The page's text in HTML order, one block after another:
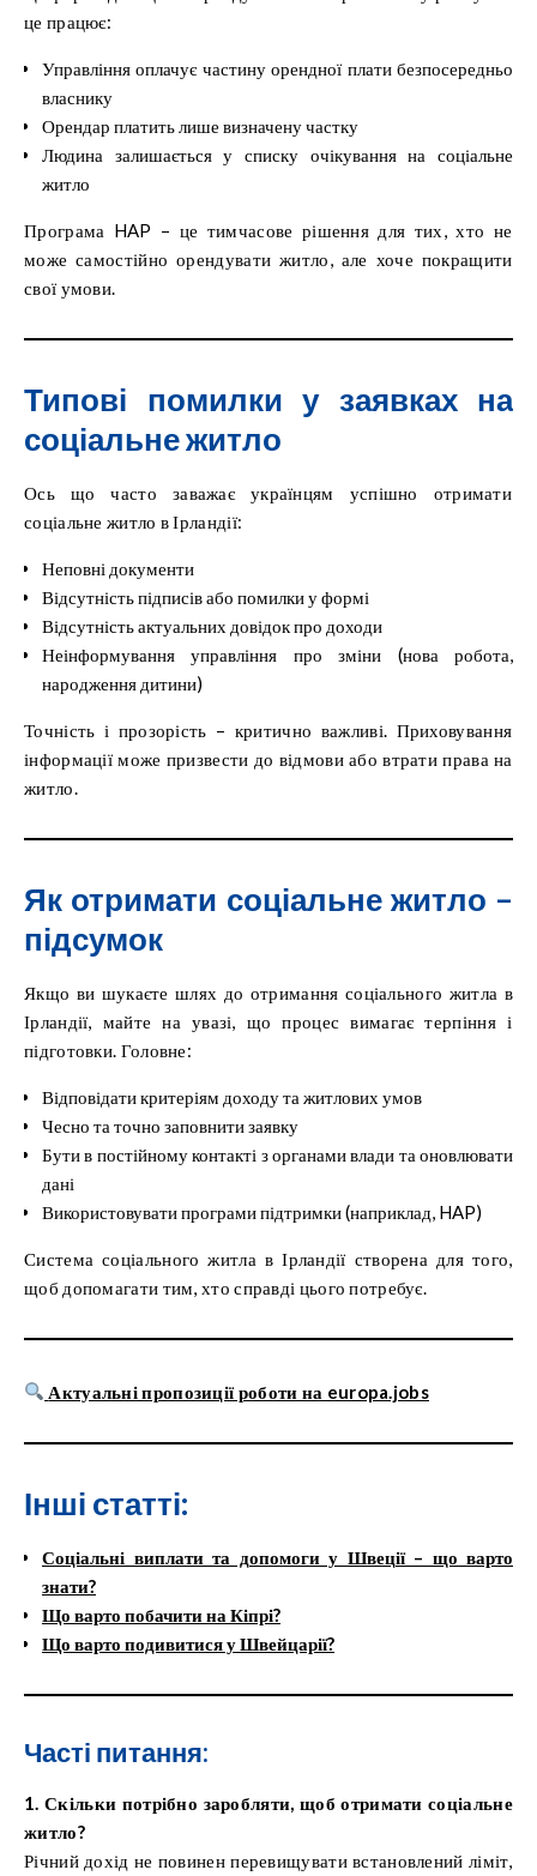
це працює:
Управління оплачує частину орендної плати безпосередньо
власнику
Орендар платить лише визначену частку
Людина залишається у списку очікування на соціальне
житло
Програма HAP – це тимчасове рішення для тих, хто не
може самостійно орендувати житло, але хоче покращити
свої умови.
Типові помилки у заявках на
соціальне житло
Ось що часто заважає українцям успішно отримати
соціальне житло в Ірландії:
Неповні документи
Відсутність підписів або помилки у формі
Відсутність актуальних довідок про доходи
Неінформування управління про зміни (нова робота,
народження дитини)
Точність і прозорість – критично важливі. Приховування
інформації може призвести до відмови або втрати права на
житло.
Як отримати соціальне житло –
підсумок
Якщо ви шукаєте шлях до отримання соціального житла в
Ірландії, майте на увазі, що процес вимагає терпіння і
підготовки. Головне:
Відповідати критеріям доходу та житлових умов
Чесно та точно заповнити заявку
Бути в постійному контакті з органами влади та оновлювати
дані
Використовувати програми підтримки (наприклад, HAP)
Система соціального житла в Ірландії створена для того,
щоб допомагати тим, хто справді цього потребує.
Актуальні пропозиції роботи на europa.jobs
Інші статті:
Соціальні виплати та допомоги у Швеції – що варто
знати?
Що варто побачити на Кіпрі?
Що варто подивитися у Швейцарії?
Часті питання:
1. Скільки потрібно заробляти, щоб отримати соціальне
житло?
Річний дохід не повинен перевищувати встановлений ліміт,